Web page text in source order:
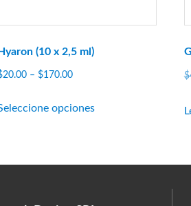
(10 x 2,5 ml)
20.00 – $170.00Rango
precios:
opciones
$